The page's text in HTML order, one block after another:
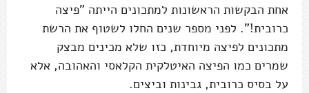
אחת הבקשות הראשונות למתכונים הייתה "פיצה
כרובית!". לפני מספר שנים החלו לשטוף את הרשת
מתכונים לפיצה מיוחדת, כזו שלא מכינים מבצק
שמרים כמו הפיצה האיטלקית הקלאסי והאהובה, אלא
על בסיס כרובית, גבינות וביצים.